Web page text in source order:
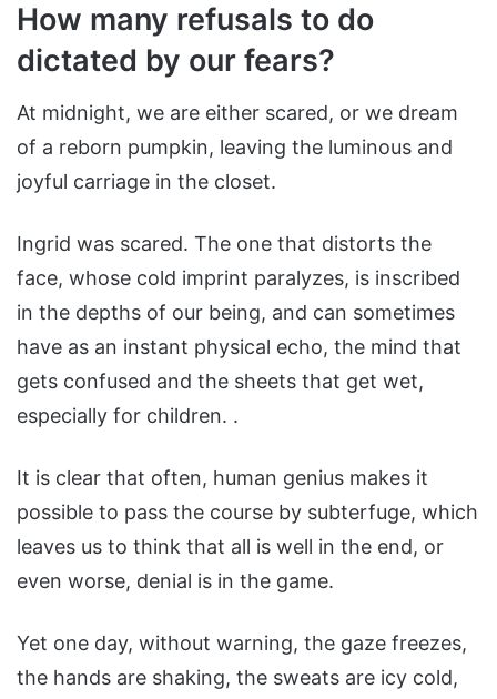
How many refusals to do
dictated by our fears?
At midnight, we are either scared, or we dream
of a reborn pumpkin, leaving the luminous and
joyful carriage in the closet.
Ingrid was scared. The one that distorts the
face, whose cold imprint paralyzes, is inscribed
in the depths of our being, and can sometimes
have as an instant physical echo, the mind that
gets confused and the sheets that get wet,
especially for children. .
It is clear that often, human genius makes it
possible to pass the course by subterfuge, which
leaves us to think that all is well in the end, or
even worse, denial is in the game.
Yet one day, without warning, the gaze freezes,
the hands are shaking, the sweats are icy cold,